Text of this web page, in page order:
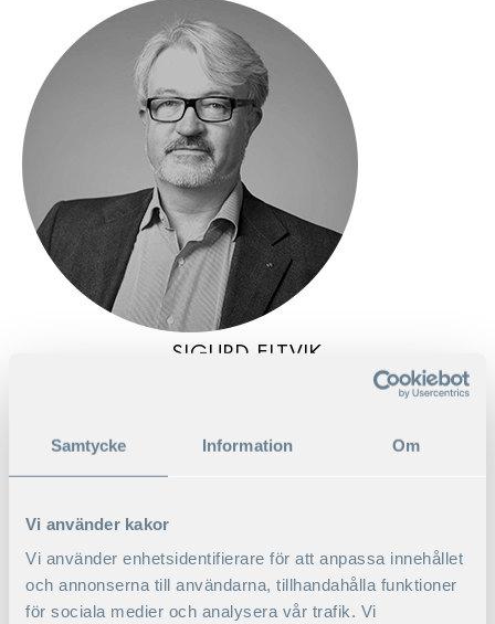
Samtycke Information Om
Vi använder kakor
Vi använder enhetsidentifierare för att anpassa innehållet
och annonserna till användarna, tillhandahålla funktioner
för sociala medier och analysera vår trafik. Vi
SIGURD ELTVIK